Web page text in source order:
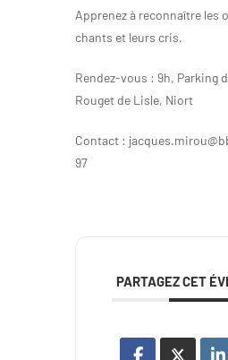
Apprenez à reconnaître les
chants et leurs cris.
Rendez-vous : 9h, Parking
Rouget de Lisle, Niort
Contact :
97
PARTAGEZ CET